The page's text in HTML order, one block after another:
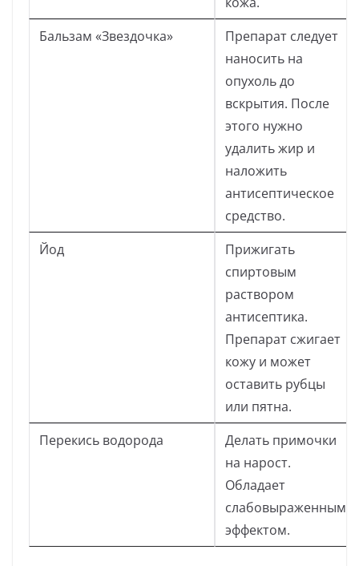
Бальзам «Звездочка»
Препарат следует
наносить на
опухоль до
вскрытия. После
этого нужно
удалить жир и
наложить
антисептическое
средство.
Йод
Прижигать
спиртовым
раствором
антисептика.
Препарат сжигает
кожу и может
оставить рубцы
или пятна.
Перекись водорода
Делать примочки
на нарост.
Обладает
слабовыраженным
эффектом.